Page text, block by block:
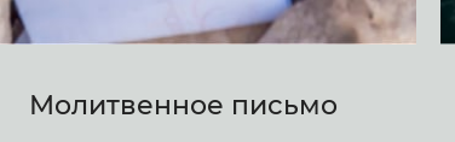
Молитвенное письмо